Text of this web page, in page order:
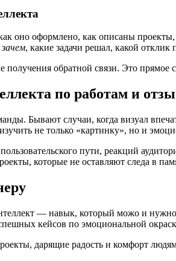
оно оформлено, как описаны
зачем, какие задачи решал, какой отклик
получения обратной связи. Это
по работам и
Бывают случаи, когда визуал
не только «картинку», но и
пути, реакций
которые не оставляют следа в
— навык, который можо и нужно
кейсов по эмоциональной
дарящие радость и комфорт